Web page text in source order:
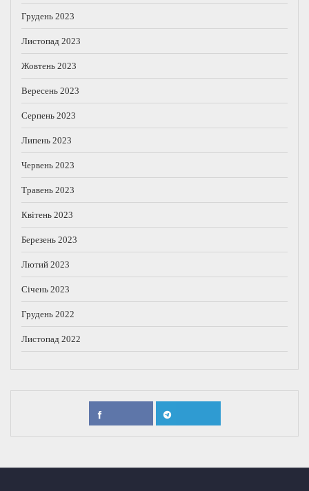
Грудень 2023
Листопад 2023
Жовтень 2023
Вересень 2023
Серпень 2023
Липень 2023
Червень 2023
Травень 2023
Квітень 2023
Березень 2023
Лютий 2023
Січень 2023
Грудень 2022
Листопад 2022